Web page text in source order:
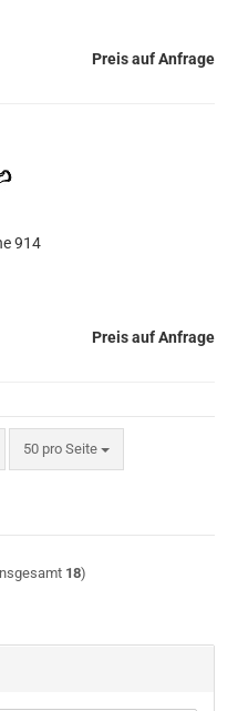
Preis auf Anfrage
914
Preis auf Anfrage
50 pro Seite
pro Seite
18)